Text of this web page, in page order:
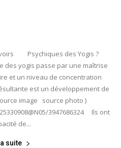
Psychiques des Yogis ?
yogis passe par une maîtrise
et un niveau de concentration
est un développement de
image source photo )
3947686324 Ils ont
de...
suite